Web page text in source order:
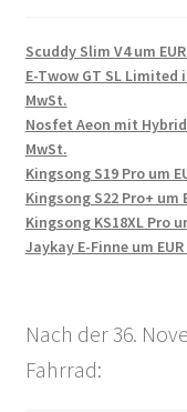
Scuddy Slim V4 um
E-Twow GT SL Limited
MwSt.
Nosfet Aeon mit
MwSt.
Kingsong S19 Pro um
Kingsong S22 Pro+ um
Kingsong KS18XL Pro
Jaykay E-Finne um
Nach der 36.
Fahrrad: